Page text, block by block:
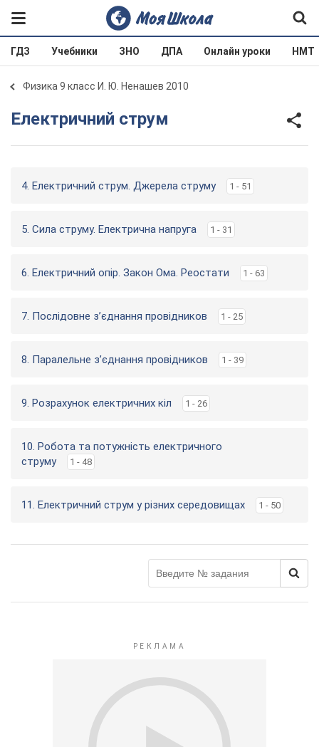
ГДЗ Учебники ЗНО ДПА Онлайн уроки НМТ
Физика 9 класс И. Ю. Ненашев 2010
Електричний струм
4. Електричний струм. Джерела струму 1 - 51
5. Сила струму. Електрична напруга 1 - 31
6. Електричний опір. Закон Ома. Реостати 1 - 63
7. Послідовне з’єднання провідников 1 - 25
8. Паралельне з’єднання провідников 1 - 39
9. Розрахунок електричних кіл 1 - 26
10. Робота та потужність електричного
струму
1 - 48
11. Електричний струм у різних середовищах 1 - 50